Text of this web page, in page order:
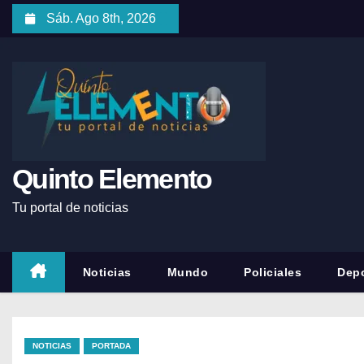
Sáb. Ago 8th, 2026
Quinto Elemento
Tu portal de noticias
Noticias Mundo Policiales
NOTICIAS PORTADA